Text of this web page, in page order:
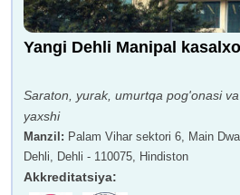
Yangi Dehli Manipal
Saraton, yurak, umurtqa pog'onasi
yaxshi
Manzil : Palam Vihar sektori 6, Main
Dehli, Dehli - 110075, Hindiston
Akkreditatsiya: